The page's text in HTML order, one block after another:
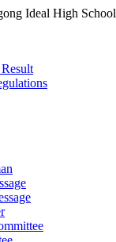
Ideal High School